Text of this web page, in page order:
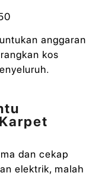
anggaran
kos
dan cekap
elektrik, malah